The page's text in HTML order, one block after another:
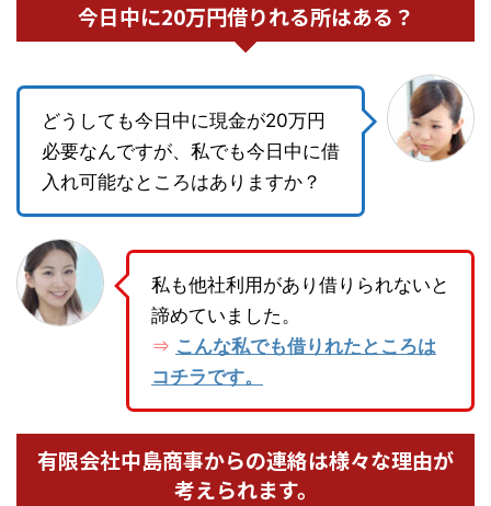
今日中に20万円借りれる所はある？
どうしても今日中に現金が20万円
必要なんですが、私でも今日中に借
入れ可能なところはありますか？
私も他社利用があり借りられないと
諦めていました。
⇒ こんな私でも借りれたところは
コチラです。
有限会社中島商事からの連絡は様々な理由が
考えられます。